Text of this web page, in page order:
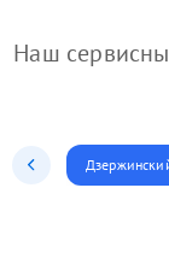
Наш